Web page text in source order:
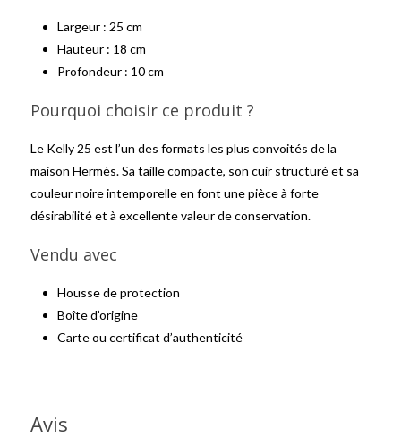
Largeur : 25 cm
Hauteur : 18 cm
Profondeur : 10 cm
Pourquoi choisir ce produit ?
Le Kelly 25 est l’un des formats les plus convoités de la
maison Hermès. Sa taille compacte, son cuir structuré et sa
couleur noire intemporelle en font une pièce à forte
désirabilité et à excellente valeur de conservation.
Vendu avec
Housse de protection
Boîte d’origine
Carte ou certificat d’authenticité
Avis